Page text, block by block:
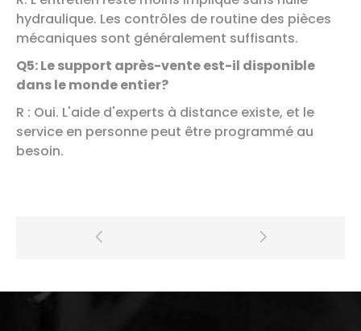
hydraulique. Les contrôles de routine des pièces
mécaniques sont généralement suffisants.
Q5: Le support après-vente est-il disponible
dans le monde entier?
R : Oui. L'aide d'experts à distance existe, et le
service en personne peut être programmé au
besoin.